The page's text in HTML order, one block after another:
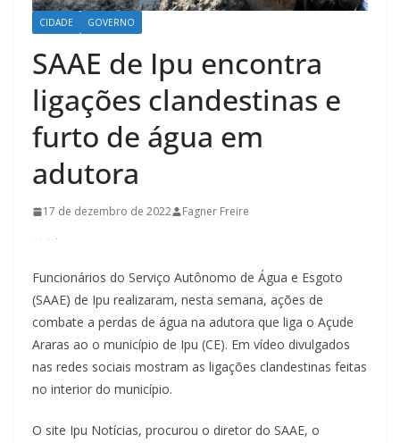
CIDADE GOVERNO
SAAE de Ipu encontra
ligações clandestinas e
furto de água em
adutora
17 de dezembro de 2022 Fagner Freire
Funcionários do Serviço Autônomo de Água e Esgoto
(SAAE) de Ipu realizaram, nesta semana, ações de
combate a perdas de água na adutora que liga o Açude
Araras ao o município de Ipu (CE). Em vídeo divulgados
nas redes sociais mostram as ligações clandestinas feitas
no interior do município.
O site Ipu Notícias, procurou o diretor do SAAE, o